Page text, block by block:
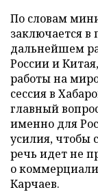
По словам
заключается в
дальнейшем
России и
работы на
сессия в
главный
именно для
усилия, чтобы
речь идет не
о
Карчаев.